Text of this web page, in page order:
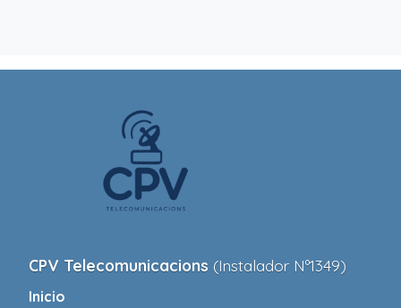
CPV Telecomunicacions (Instalador Nº1349)
Inicio